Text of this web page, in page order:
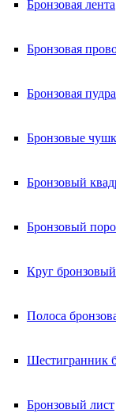
Бронзовая лента
Бронзовая
Бронзовая пудра
Бронзовые
Бронзовый
Бронзовый
Круг бронзовый
Полоса
Шестигранник
Бронзовый лист